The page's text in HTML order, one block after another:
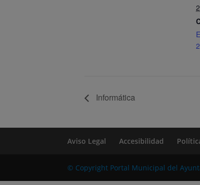
Informática
Aviso Legal Accesibilidad
© Copyright Portal Municipal del